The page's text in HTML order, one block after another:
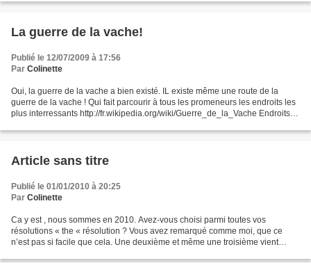
La guerre de la vache!
Publié le 12/07/2009 à 17:56
Par Colinette
Oui, la guerre de la vache a bien existé. IL existe même une route de la
guerre de la vache ! Qui fait parcourir à tous les promeneurs les endroits les
plus interressants http://fr.wikipedia.org/wiki/Guerre_de_la_Vache Endroits
Article sans titre
Publié le 01/01/2010 à 20:25
Par Colinette
Ca y est , nous sommes en 2010. Avez-vous choisi parmi toutes vos
résolutions « the « résolution ? Vous avez remarqué comme moi, que ce
n’est pas si facile que cela. Une deuxième et même une troisième vient